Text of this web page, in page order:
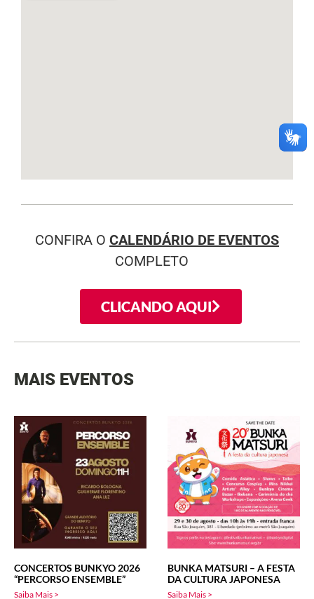
CONFIRA O CALENDÁRIO DE EVENTOS
COMPLETO
CLICANDO AQUI
MAIS EVENTOS
CONCERTOS BUNKYO 2026
“PERCORSO ENSEMBLE”
Saiba Mais >
BUNKA MATSURI – A FESTA
DA CULTURA JAPONESA
Saiba Mais >